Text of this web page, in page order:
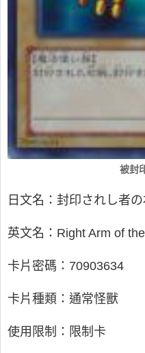
被封
日文名：封印されし者
英文名：Right Arm of
卡片密碼：70903634
卡片種類：通常怪獸
使用限制：限制卡